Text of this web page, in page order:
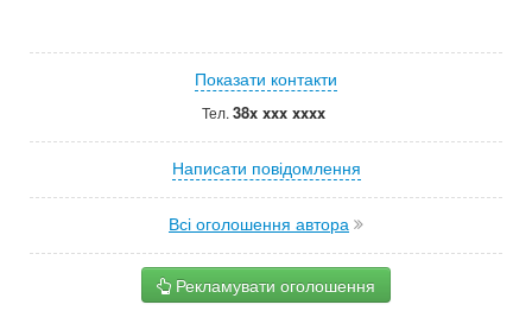
Показати контакти
Тел. 38x xxx xxxx
Написати повідомлення
Всі оголошення автора
Рекламувати оголошення